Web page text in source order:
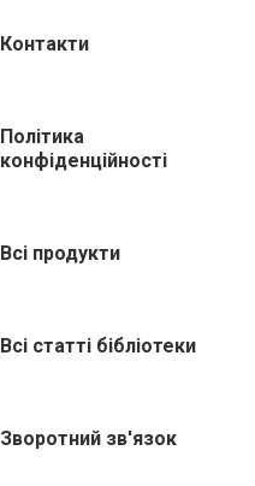
Контакти
Політика
конфіденційності
Всі продукти
Всі статті бібліотеки
Зворотний зв'язок